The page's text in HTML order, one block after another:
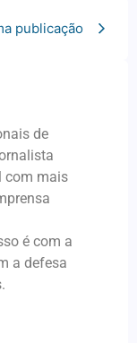
publicação
de
com mais
é com a
a defesa